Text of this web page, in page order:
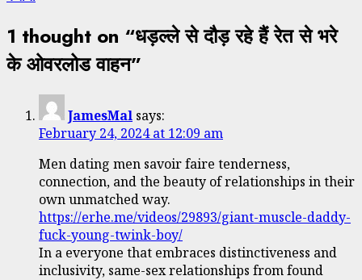
1 thought on “धड़ल्ले से दौड़ रहे हैं रेत से भरे
के ओवरलोड वाहन”
JamesMal says:
February 24, 2024 at 12:09 am
Men dating men savoir faire tenderness,
connection, and the beauty of relationships in their
own unmatched way.
https://erhe.me/videos/29893/giant-muscle-daddy-
fuck-young-twink-boy/
In a everyone that embraces distinctiveness and
inclusivity, same-sex relationships from found